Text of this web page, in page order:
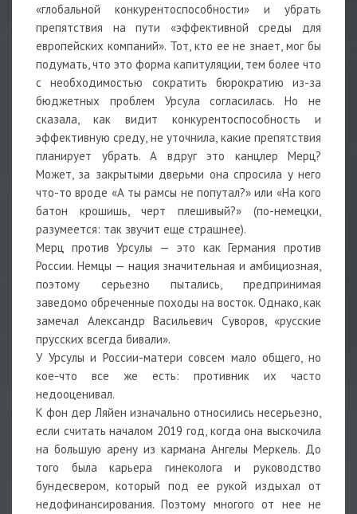
«глобальной конкурентоспособности» и убрать
препятствия на пути «эффективной среды для
европейских компаний». Тот, кто ее не знает, мог бы
подумать, что это форма капитуляции, тем более что
с необходимостью сократить бюрократию из-за
бюджетных проблем Урсула согласилась. Но не
сказала, как видит конкурентоспособность и
эффективную среду, не уточнила, какие препятствия
планирует убрать. А вдруг это канцлер Мерц?
Может, за закрытыми дверьми она спросила у него
что-то вроде «А ты рамсы не попутал?» или «На кого
батон крошишь, черт плешивый?» (по-немецки,
разумеется: так звучит еще страшнее).
Мерц против Урсулы — это как Германия против
России. Немцы — нация значительная и амбициозная,
поэтому серьезно пытались, предпринимая
заведомо обреченные походы на восток. Однако, как
замечал Александр Васильевич Суворов, «русские
прусских всегда бивали».
У Урсулы и России-матери совсем мало общего, но
кое-что все же есть: противник их часто
недооценивал.
К фон дер Ляйен изначально относились несерьезно,
если считать началом 2019 год, когда она выскочила
на большую арену из кармана Ангелы Меркель. До
того была карьера гинеколога и руководство
бундесвером, который под ее рукой издыхал от
недофинансирования. Поэтому многого от нее не